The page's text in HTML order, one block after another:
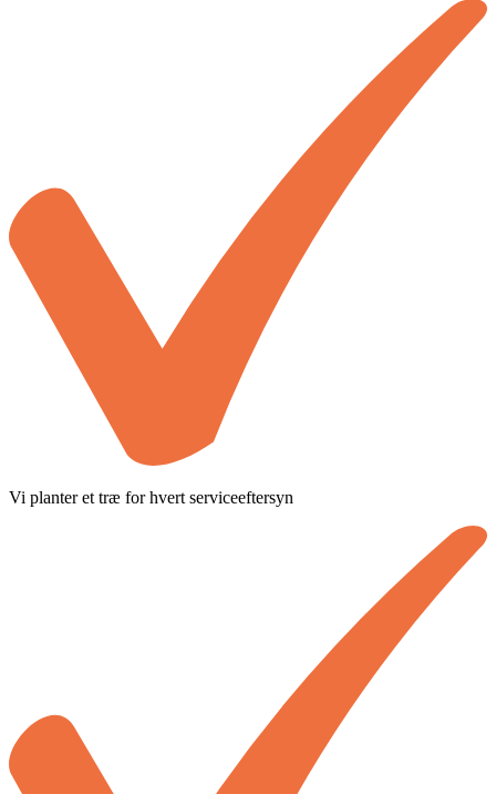
Vi planter et træ for hvert serviceeftersyn